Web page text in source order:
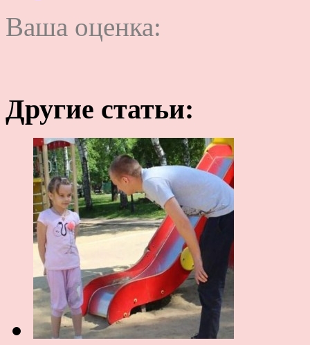
Ваша оценка:
Другие статьи: